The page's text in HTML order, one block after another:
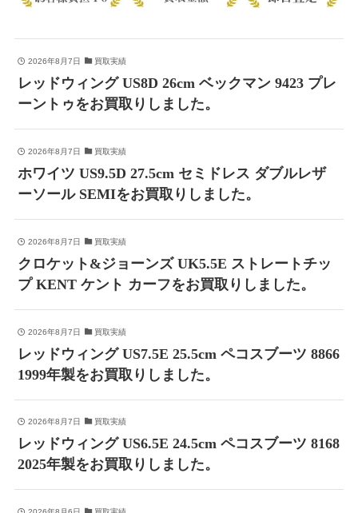
2026年8月7日 買取実績
レッドウィング US8D 26cm ベックマン 9423 プレ
ーントゥをお買取りしました。
2026年8月7日 買取実績
ホワイツ US9.5D 27.5cm セミドレス ダブルレザ
ーソール SEMIをお買取りしました。
2026年8月7日 買取実績
クロケット&ジョーンズ UK5.5E ストレートチッ
プ KENT ケント カーフをお買取りしました。
2026年8月7日 買取実績
レッドウィング US7.5E 25.5cm ペコスブーツ 8866
1999年製をお買取りしました。
2026年8月7日 買取実績
レッドウィング US6.5E 24.5cm ペコスブーツ 8168
2025年製をお買取りしました。